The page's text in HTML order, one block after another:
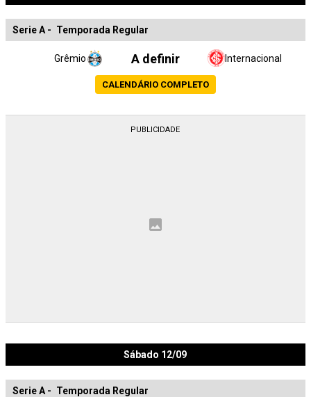
Serie A - Temporada Regular
Grêmio A definir Internacional
CALENDÁRIO COMPLETO
Sábado 12/09
Serie A - Temporada Regular